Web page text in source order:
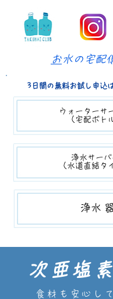
​お水の宅
3日間の無料お試し申込
ウォーターサ
（宅配ボト
浄水サーバ
（​水道直結タ
​​浄水器
次亜塩
食材も安心し